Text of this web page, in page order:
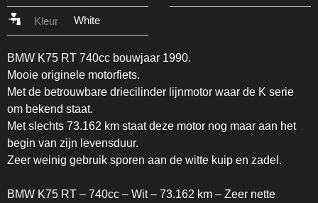
Kleur White
BMW K75 RT 740cc bouwjaar 1990.
Mooie originele motorfiets.
Met de betrouwbare driecilinder lijnmotor waar de K serie
om bekend staat.
Met slechts 73.162 km staat deze motor nog maar aan het
begin van zijn levensduur.
Zeer weinig gebruik sporen aan de witte kuip en zadel.
BMW K75 RT – 740cc – Wit – 73.162 km – Zeer nette